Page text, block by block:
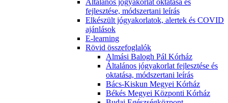
Általános jógyakorlat oktatása és
fejlesztése, módszertani leírás
Elkészült jógyakorlatok, alertek és COVID
ajánlások
E-learning
Rövid összefoglalók
Almási Balogh Pál Kórház
Általános jógyakorlat fejlesztése és
oktatása, módszertani leírás
Bács-Kiskun Megyei Kórház
Békés Megyei Központi Kórház